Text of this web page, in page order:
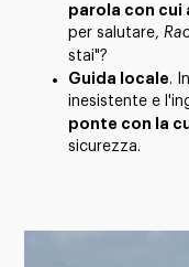
parola con
per salutare,
stai"?
Guida locale.
inesistente e
ponte con la
sicurezza.